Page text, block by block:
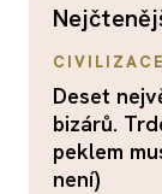
CIVILIZACE
Deset
bizárů.
peklem
není)